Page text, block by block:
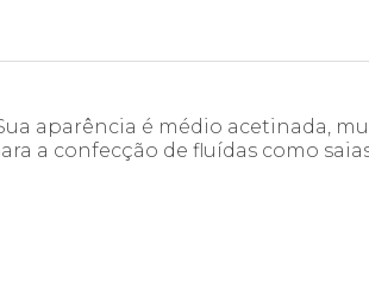
aparência é médio acetinada,
a confecção de fluídas como